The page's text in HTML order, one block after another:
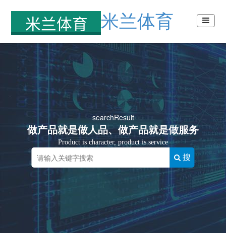
米兰体育
searchResult
做产品就是做人品、做产品就是做服务
Product is character, product is service
搜
索